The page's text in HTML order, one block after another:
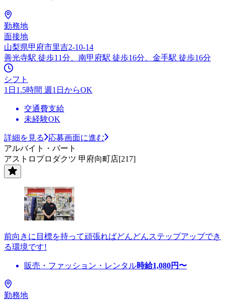
勤務地
面接地
山梨県甲府市里吉2-10-14
善光寺駅 徒歩11分、南甲府駅 徒歩16分、金手駅 徒歩16分
シフト
1日1.5時間 週1日からOK
交通費支給
未経験OK
詳細を見る
応募画面に進む
アルバイト・パート
アストロプロダクツ 甲府向町店[217]
前向きに目標を持って頑張ればどんどんステップアップでき
る環境です!
販売・ファッション・レンタル時給1,080円〜
勤務地